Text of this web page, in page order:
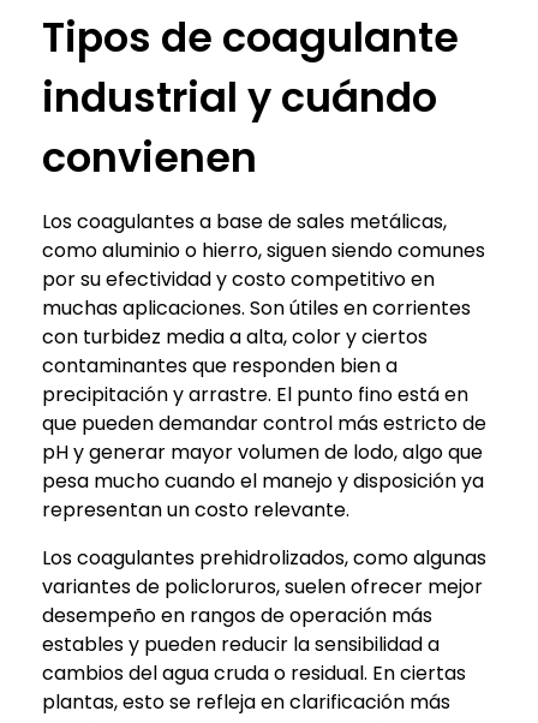
Tipos de coagulante
industrial y cuándo
convienen
Los coagulantes a base de sales metálicas,
como aluminio o hierro, siguen siendo comunes
por su efectividad y costo competitivo en
muchas aplicaciones. Son útiles en corrientes
con turbidez media a alta, color y ciertos
contaminantes que responden bien a
precipitación y arrastre. El punto fino está en
que pueden demandar control más estricto de
pH y generar mayor volumen de lodo, algo que
pesa mucho cuando el manejo y disposición ya
representan un costo relevante.
Los coagulantes prehidrolizados, como algunas
variantes de policloruros, suelen ofrecer mejor
desempeño en rangos de operación más
estables y pueden reducir la sensibilidad a
cambios del agua cruda o residual. En ciertas
plantas, esto se refleja en clarificación más